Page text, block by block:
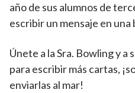
año de sus alumnos de
escribir un mensaje en
Únete a la Sra. Bowling y a
para escribir más cartas,
enviarlas al mar!